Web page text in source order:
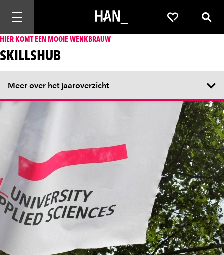
Mobiele navigatie openen Favorieten
HIER KOMT EEN MOOIE WENKBRAUW
SKILLSHUB
Meer over het jaaroverzicht